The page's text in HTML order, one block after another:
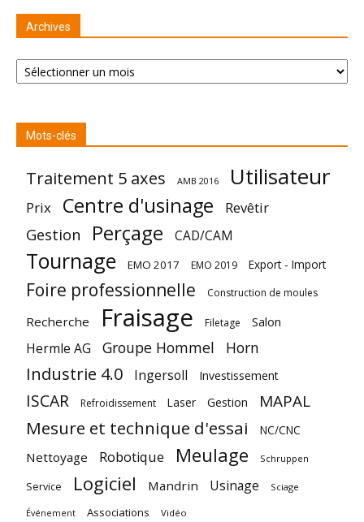
Archives
Archives
Mots-clés
Traitement 5 axes AMB 2016 Utilisateur
Prix Centre d'usinage Revêtir
Gestion Perçage CAD/CAM
Tournage EMO 2017 EMO 2019 Export - Import
Foire professionnelle Construction de moules
Recherche Fraisage Filetage Salon
Hermle AG Groupe Hommel Horn
Industrie 4.0 Ingersoll Investissement
ISCAR Refroidissement Laser Gestion MAPAL
Mesure et technique d'essai NC/CNC
Nettoyage Robotique Meulage Schruppen
Service Logiciel Mandrin Usinage Sciage
Événement Associations Vidéo